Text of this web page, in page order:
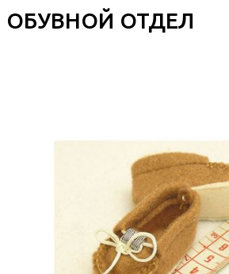
ОБУВНОЙ ОТДЕЛ